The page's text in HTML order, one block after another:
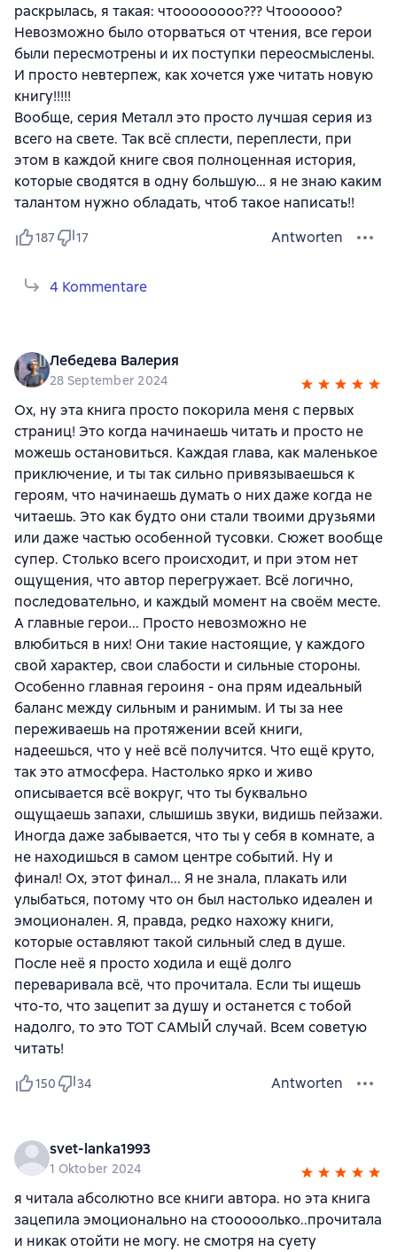
раскрылась, я такая: чтоооооооо??? Чтоооооо?
Невозможно было оторваться от чтения, все герои
были пересмотрены и их поступки переосмыслены.
И просто невтерпеж, как хочется уже читать новую
книгу!!!!!
Вообще, серия Металл это просто лучшая серия из
всего на свете. Так всё сплести, переплести, при
этом в каждой книге своя полноценная история,
которые сводятся в одну большую… я не знаю каким
талантом нужно обладать, чтоб такое написать!!
187 17 Antworten
4 Kommentare
Лебедева Валерия
28 September 2024
Ох, ну эта книга просто покорила меня с первых
страниц! Это когда начинаешь читать и просто не
можешь остановиться. Каждая глава, как маленькое
приключение, и ты так сильно привязываешься к
героям, что начинаешь думать о них даже когда не
читаешь. Это как будто они стали твоими друзьями
или даже частью особенной тусовки. Сюжет вообще
супер. Столько всего происходит, и при этом нет
ощущения, что автор перегружает. Всё логично,
последовательно, и каждый момент на своём месте.
А главные герои... Просто невозможно не
влюбиться в них! Они такие настоящие, у каждого
свой характер, свои слабости и сильные стороны.
Особенно главная героиня - она прям идеальный
баланс между сильным и ранимым. И ты за нее
переживаешь на протяжении всей книги,
надеешься, что у неё всё получится. Что ещё круто,
так это атмосфера. Настолько ярко и живо
описывается всё вокруг, что ты буквально
ощущаешь запахи, слышишь звуки, видишь пейзажи.
Иногда даже забывается, что ты у себя в комнате, а
не находишься в самом центре событий. Ну и
финал! Ох, этот финал... Я не знала, плакать или
улыбаться, потому что он был настолько идеален и
эмоционален. Я, правда, редко нахожу книги,
которые оставляют такой сильный след в душе.
После неё я просто ходила и ещё долго
переваривала всё, что прочитала. Если ты ищешь
что-то, что зацепит за душу и останется с тобой
надолго, то это ТОТ САМЫЙ случай. Всем советую
читать!
150 34 Antworten
svet-lanka1993
1 Oktober 2024
я читала абсолютно все книги автора. но эта книга
зацепила эмоционально на стооооолько..прочитала
и никак отойти не могу. не смотря на суету